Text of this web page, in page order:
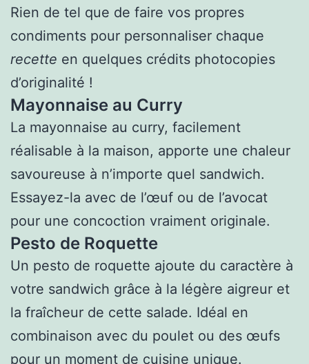
Rien de tel que de faire vos propres
condiments pour personnaliser chaque
recette en quelques crédits photocopies
d’originalité !
Mayonnaise au Curry
La mayonnaise au curry, facilement
réalisable à la maison, apporte une chaleur
savoureuse à n’importe quel sandwich.
Essayez-la avec de l’œuf ou de l’avocat
pour une concoction vraiment originale.
Pesto de Roquette
Un pesto de roquette ajoute du caractère à
votre sandwich grâce à la légère aigreur et
la fraîcheur de cette salade. Idéal en
combinaison avec du poulet ou des œufs
pour un moment de cuisine unique.